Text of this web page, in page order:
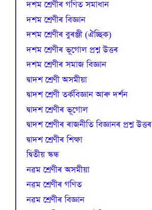
দশম শ্ৰেণীৰ গণিত সমাধান
দশম শ্ৰেণীৰ বিজ্ঞান
দশম শ্ৰেণীৰ বুৰঞ্জী (ঐচ্ছিক)
দশম শ্ৰেণীৰ ভূগোল প্ৰশ্ন উত্তৰ
দশম শ্ৰেণীৰ সমাজ বিজ্ঞান
দ্বাদশ শ্ৰেণী অসমীয়া
দ্বাদশ শ্ৰেণী তৰ্কবিজ্ঞান আৰু দৰ্শন
দ্বাদশ শ্ৰেণীৰ ভূগোল
দ্বাদশ শ্ৰেণীৰ ৰাজনীতি বিজ্ঞানৰ প্ৰশ্ন উত্তৰ
দ্বাদশ শ্ৰেণীৰ শিক্ষা
দ্বিতীয় স্কন্ধ
নৱম শ্ৰেণীৰ অসমীয়া
নৱম শ্ৰেণীৰ গণিত
নৱম শ্ৰেণীৰ বিজ্ঞান